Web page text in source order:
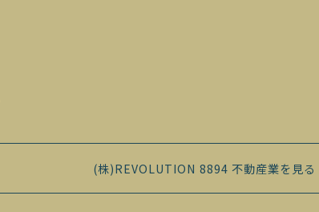
(株)REVOLUTION 8894 不動産業を見る